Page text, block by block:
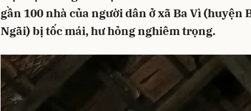
gần 100 nhà của người dân ở xã Ba Vì (huyện
Ngãi) bị tốc mái, hư hỏng nghiêm trọng.